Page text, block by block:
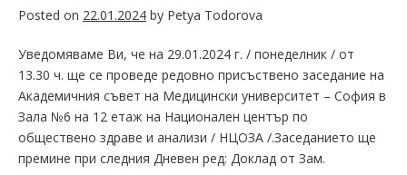
Posted on 22.01.2024 by Petya Todorova
Уведомяваме Ви, че на 29.01.2024 г. / понеделник / от
13.30 ч. ще се проведе редовно присъствено заседание на
Академичния съвет на Медицински университет – София в
Зала №6 на 12 етаж на Национален център по
обществено здраве и анализи / НЦОЗА /.Заседанието ще
премине при следния Дневен ред: Доклад от Зам.